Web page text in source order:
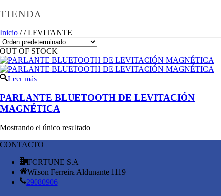
TIENDA
Inicio //LEVITANTE
OUT OF STOCK
Leer más
PARLANTE BLUETOOTH DE LEVITACIÓN
MAGNÉTICA
Mostrando el único resultado
CONTACTO
FORTUNE S.A
Wilson Ferreira Aldunante 1119
29080906